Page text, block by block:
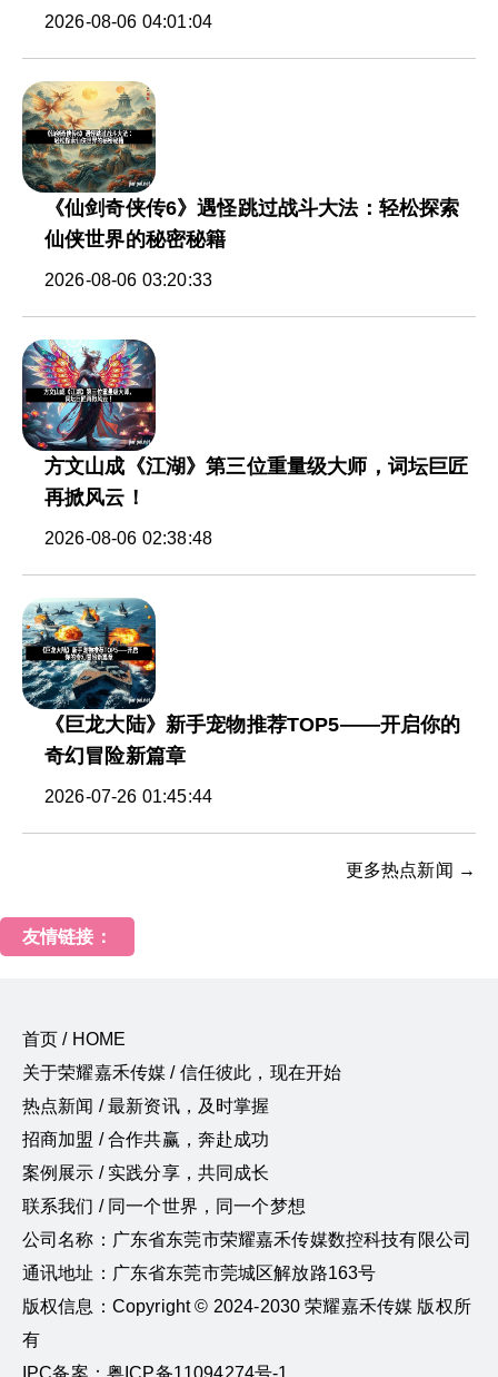
2026-08-06 04:01:04
《仙剑奇侠传6》遇怪跳过战斗大法：轻松探索
仙侠世界的秘密秘籍
2026-08-06 03:20:33
方文山成《江湖》第三位重量级大师，词坛巨匠
再掀风云！
2026-08-06 02:38:48
《巨龙大陆》新手宠物推荐TOP5——开启你的
奇幻冒险新篇章
2026-07-26 01:45:44
更多热点新闻 →
友情链接：
首页 / HOME
关于荣耀嘉禾传媒 / 信任彼此，现在开始
热点新闻 / 最新资讯，及时掌握
招商加盟 / 合作共赢，奔赴成功
案例展示 / 实践分享，共同成长
联系我们 / 同一个世界，同一个梦想
公司名称：广东省东莞市荣耀嘉禾传媒数控科技有限公司
通讯地址：广东省东莞市莞城区解放路163号
版权信息：Copyright © 2024-2030 荣耀嘉禾传媒 版权所
有
IPC备案：粤ICP备11094274号-1